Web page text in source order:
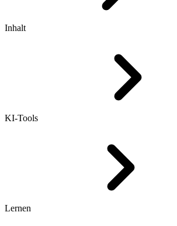
Inhalt
KI-Tools
Lernen